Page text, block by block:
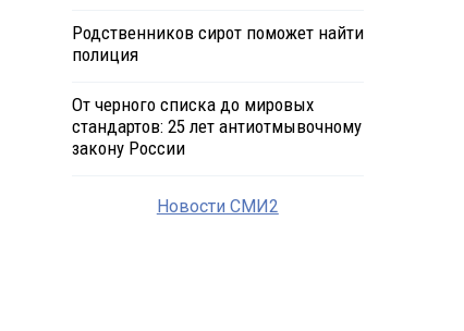
Родственников сирот поможет найти
полиция
От черного списка до мировых
стандартов: 25 лет антиотмывочному
закону России
Новости СМИ2